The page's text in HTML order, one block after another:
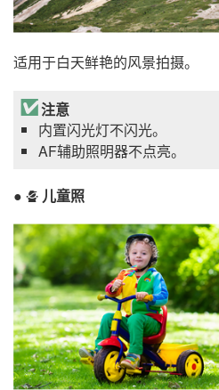
适用于白天鲜艳的风景拍摄。
注意
内置闪光灯不闪光。
AF辅助照明器不点亮。
p 儿童照